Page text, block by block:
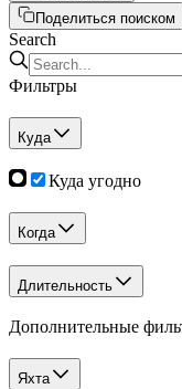
Поделиться поиском
Search
Фильтры
Куда
Куда угодно
Когда
Длительность
Дополнительные
Яхта